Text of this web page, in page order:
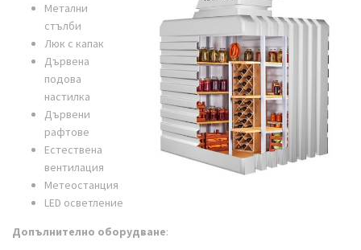
Метални
стълби
Люк с капак
Дървена
подова
настилка
Дървени
рафтове
Естествена
вентилация
Метеостанция
LED осветление
Допълнително оборудване: